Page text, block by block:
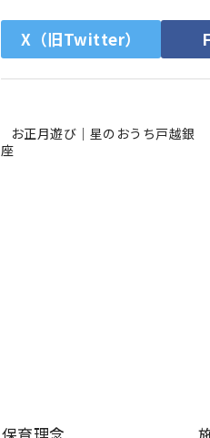
X（旧Twitter）
お正月遊び｜星のおうち戸越銀
座